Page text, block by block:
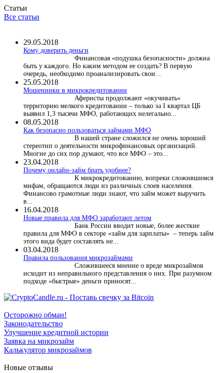
Статьи
Все статьи
29.05.2018
Кому доверить деньги
Финансовая «подушка безопасности» должна
быть у каждого. Но каким методом ее создать? В первую
очередь, необходимо проанализировать свои...
25.05.2018
Мошенники в микрокредитовании
Аферисты продолжают «окучивать»
территорию мелкого кредитовании – только за I квартал ЦБ
выявил 1,3 тысячи МФО, работающих нелегально...
08.05.2018
Как безопасно пользоваться займами МФО
В нашей стране сложился не очень хороший
стереотип о деятельности микрофинансовых организаций.
Многие до сих пор думают, что все МФО – это...
23.04.2018
Почему онлайн-займ брать удобнее?
К микрокредитованию, вопреки сложившимся
мифам, обращаются люди из различных слоев населения.
Финансово грамотные люди знают, что займ может выручить
в...
16.04.2018
Новые правила для МФО заработают летом
Банк России вводит новые, более жесткие
правила для МФО в секторе «займ для зарплаты» – теперь займ
этого вида будет составлять не...
03.04.2018
​Правила пользования микрозаймами
Сложившееся мнение о вреде микрозаймов
исходит из неправильного представления о них. При разумном
подходе «быстрые» деньги приносят...
Осторожно обман!
Законодательство
Улучшение кредитной истории
Заявка на микрозайм
Калькулятор микрозаймов
Новые отзывы